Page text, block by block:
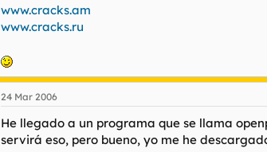
www.cracks.am
www.cracks.ru
24 Mar 2006
He llegado a un programa que se llama
servirá eso, pero bueno, yo me he